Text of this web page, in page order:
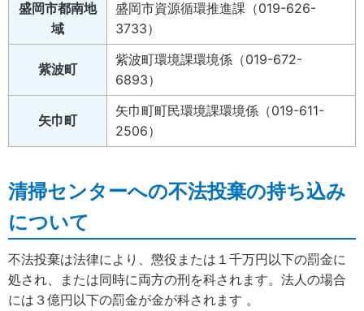
盛岡市都南地
域
盛岡市資源循環推進課（019-626-
3733）
紫波町
紫波町環境課環境係（019-672-
6893）
矢巾町
矢巾町町民環境課環境係（019-611-
2506）
清掃センターへの不法投棄の持ち込み
について
不法投棄は法律により、懲役または１千万円以下の罰金に
処され、または同時に両方の刑を科されます。法人の場合
には３億円以下の罰金が金が科されます 。